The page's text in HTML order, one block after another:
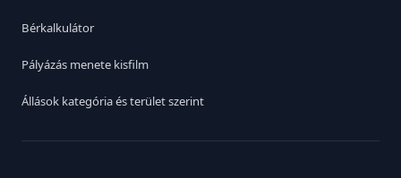
Bérkalkulátor
Pályázás menete kisfilm
Állások kategória és terület szerint